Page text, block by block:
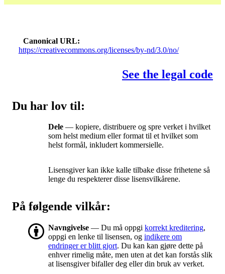
Canonical URL
https://creativecommons.org/licenses/by-nd/3.0/no/
See the legal code
Du har lov til:
Dele — kopiere, distribuere og spre verket i hvilket
som helst medium eller format til et hvilket som
helst formål, inkludert kommersielle.
Lisensgiver kan ikke kalle tilbake disse frihetene så
lenge du respekterer disse lisensvilkårene.
På følgende vilkår:
Navngivelse — Du må oppgi korrekt kreditering,
oppgi en lenke til lisensen, og indikere om
endringer er blitt gjort. Du kan kan gjøre dette på
enhver rimelig måte, men uten at det kan forstås slik
at lisensgiver bifaller deg eller din bruk av verket.